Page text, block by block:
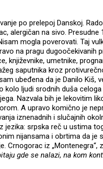
po prelepoj Danskoj.
alergičan na sivo. Presudne
mogla poverovati. Taj
na pragu dugoočekivanih
književnike, umetnike,
saputnika kroz
ubeđena da je Danilo Kiš,
kolo ljudi srodnih duša
Nazvala bih je lekovitim
A upravo komično je
iznenadnih i slučajnih
jezika: srpska reč u ustima
nijansama i obrtima da je
Crnogorac iz „Montenegra“,
gde se nalazi, na kom